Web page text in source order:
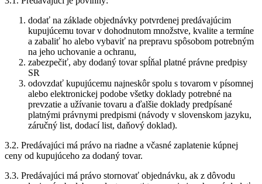
dodať na základe objednávky potvrdenej predávajúcim
kupujúcemu tovar v dohodnutom množstve, kvalite a termíne
a zabaliť ho alebo vybaviť na prepravu spôsobom potrebným
na jeho uchovanie a ochranu,
zabezpečiť, aby dodaný tovar spĺňal platné právne predpisy
SR
odovzdať kupujúcemu najneskôr spolu s tovarom v písomnej
alebo elektronickej podobe všetky doklady potrebné na
prevzatie a užívanie tovaru a ďalšie doklady predpísané
platnými právnymi predpismi (návody v slovenskom jazyku,
záručný list, dodací list, daňový doklad).
3.2. Predávajúci má právo na riadne a včasné zaplatenie kúpnej
ceny od kupujúceho za dodaný tovar.
3.3. Predávajúci má právo stornovať objednávku, ak z dôvodu